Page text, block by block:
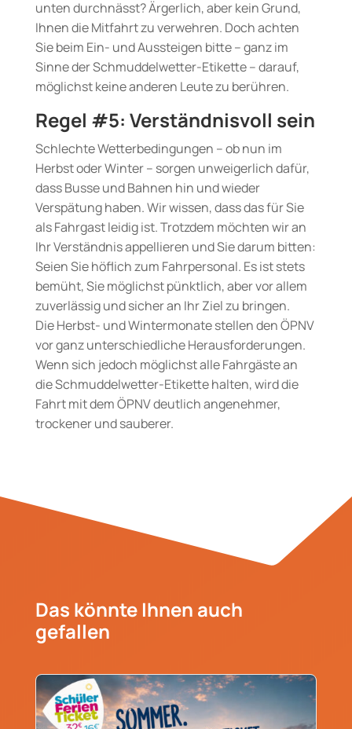
unten durchnässt? Ärgerlich, aber kein Grund,
Ihnen die Mitfahrt zu verwehren. Doch achten
Sie beim Ein- und Aussteigen bitte – ganz im
Sinne der Schmuddelwetter-Etikette – darauf,
möglichst keine anderen Leute zu berühren.
Regel #5: Verständnisvoll sein
Schlechte Wetterbedingungen – ob nun im
Herbst oder Winter – sorgen unweigerlich dafür,
dass Busse und Bahnen hin und wieder
Verspätung haben. Wir wissen, dass das für Sie
als Fahrgast leidig ist. Trotzdem möchten wir an
Ihr Verständnis appellieren und Sie darum bitten:
Seien Sie höflich zum Fahrpersonal. Es ist stets
bemüht, Sie möglichst pünktlich, aber vor allem
zuverlässig und sicher an Ihr Ziel zu bringen.
Die Herbst- und Wintermonate stellen den ÖPNV
vor ganz unterschiedliche Herausforderungen.
Wenn sich jedoch möglichst alle Fahrgäste an
die Schmuddelwetter-Etikette halten, wird die
Fahrt mit dem ÖPNV deutlich angenehmer,
trockener und sauberer.
Das könnte Ihnen auch
gefallen